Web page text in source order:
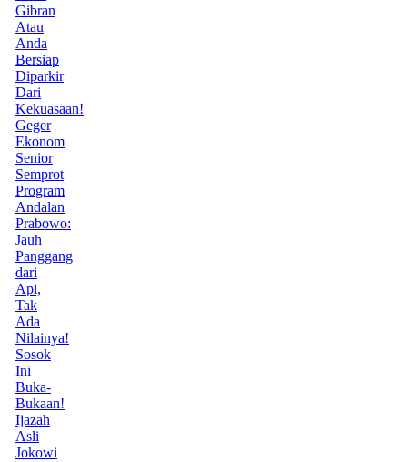
Gibran
Atau
Anda
Bersiap
Diparkir
Dari
Kekuasaan!
Geger
Ekonom
Senior
Semprot
Program
Andalan
Prabowo:
Jauh
Panggang
dari
Api,
Tak
Ada
Nilainya!
Sosok
Ini
Buka-
Bukaan!
Ijazah
Asli
Jokowi